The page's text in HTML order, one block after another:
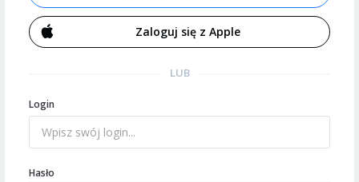
Zaloguj się z Apple
LUB
Login
Hasło